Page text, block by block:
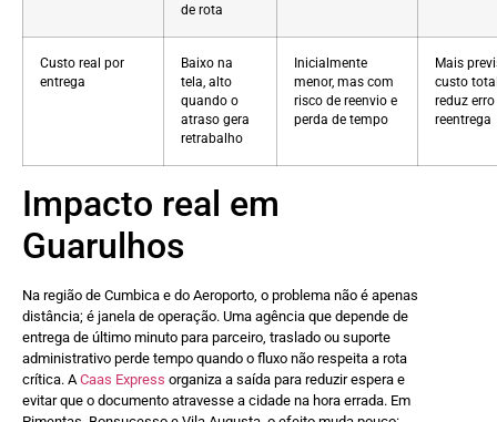
de rota
Custo real por
entrega
Baixo na
tela, alto
quando o
atraso gera
retrabalho
Inicialmente
menor, mas com
risco de reenvio e
perda de tempo
Mais
custo
reduz erro
reentrega
Impacto real em
Guarulhos
Na região de Cumbica e do Aeroporto, o problema não é apenas
distância; é janela de operação. Uma agência que depende de
entrega de último minuto para parceiro, traslado ou suporte
administrativo perde tempo quando o fluxo não respeita a rota
crítica. A Caas Express organiza a saída para reduzir espera e
evitar que o documento atravesse a cidade na hora errada. Em